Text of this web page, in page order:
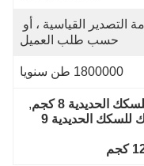
حسب طلب العميل
1800000 طن سنويا
الحديدية 8 كجم
,